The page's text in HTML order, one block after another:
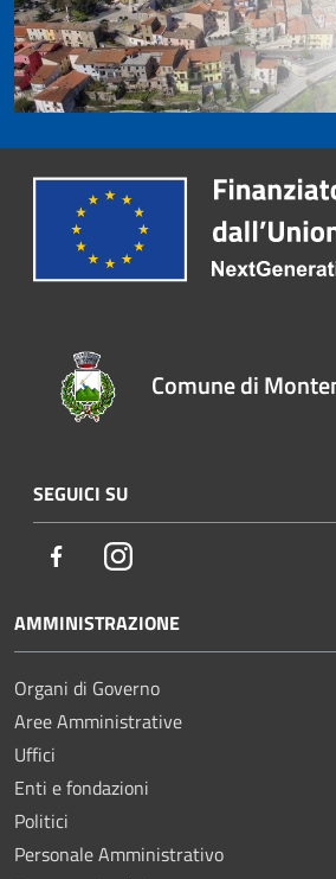
Comune di
SEGUICI SU
FacebookInstagram
AMMINISTRAZIONE
Organi di Governo
Aree Amministrative
Uffici
Enti e fondazioni
Politici
Personale Amministrativo